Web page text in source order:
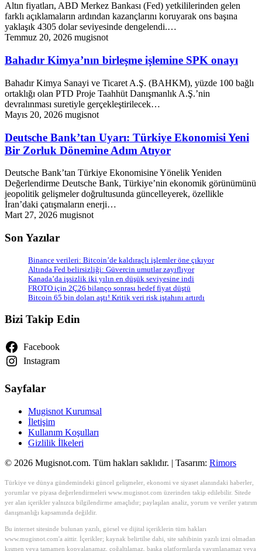
Altın fiyatları, ABD Merkez Bankası (Fed) yetkililerinden gelen
farklı açıklamaların ardından kazançlarını koruyarak ons başına
yaklaşık 4305 dolar seviyesinde dengelendi.…
Temmuz 20, 2026 mugisnot
Bahadır Kimya’nın birleşme işlemine SPK onayı
Bahadır Kimya Sanayi ve Ticaret A.Ş. (BAHKM), yüzde 100 bağlı
ortaklığı olan PTD Proje Taahhüt Danışmanlık A.Ş.’nin
devralınması suretiyle gerçekleştirilecek…
Mayıs 20, 2026 mugisnot
Deutsche Bank’tan Uyarı: Türkiye Ekonomisi Yeni
Bir Zorluk Dönemine Adım Atıyor
Deutsche Bank’tan Türkiye Ekonomisine Yönelik Yeniden
Değerlendirme Deutsche Bank, Türkiye’nin ekonomik görünümünü
jeopolitik gelişmeler doğrultusunda güncelleyerek, özellikle
İran’daki çatışmaların enerji…
Mart 27, 2026 mugisnot
Son Yazılar
Binance verileri: Bitcoin’de kaldıraçlı işlemler öne çıkıyor
Altında Fed belirsizliği: Güvercin umutlar zayıflıyor
Kanada’da işsizlik iki yılın en düşük seviyesine indi
FROTO için 2Ç26 bilanço sonrası hedef fiyat düştü
Bitcoin 65 bin doları aştı! Kritik veri risk iştahını artırdı
Bizi Takip Edin
Facebook
Instagram
Sayfalar
Mugisnot Kurumsal
İletişim
Kullanım Koşulları
Gizlilik İlkeleri
© 2026 Mugisnot.com. Tüm hakları saklıdır. | Tasarım: Rimors
Türkiye ve dünya gündemindeki güncel gelişmeler, ekonomi ve siyaset alanındaki haberler,
yorumlar ve piyasa değerlendirmeleri www.mugisnot.com üzerinden takip edilebilir. Sitede
yer alan içerikler yalnızca bilgilendirme amaçlıdır; paylaşılan analiz, yorum ve veriler yatırım
danışmanlığı kapsamında değildir.
Bu internet sitesinde bulunan yazılı, görsel ve dijital içeriklerin tüm hakları
www.mugisnot.com'a aittir. İçerikler; kaynak belirtilse dahi, site sahibinin yazılı izni olmadan
kısmen veya tamamen kopyalanamaz, çoğaltılamaz, başka platformlarda yayımlanamaz veya